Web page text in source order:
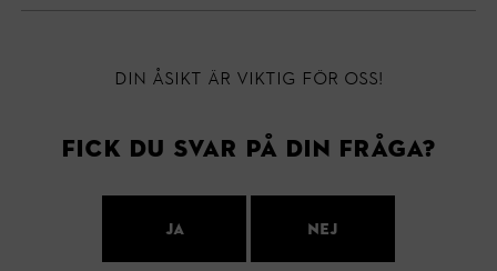
Din åsikt är viktig för oss!
Fick du svar på din fråga?
Ja Nej